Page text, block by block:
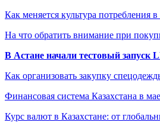
Как меняется культура потребления
На что обратить внимание при
В Астане начали тестовый запуск
Как организовать закупку
Финансовая система Казахстана в
Курс валют в Казахстане: от